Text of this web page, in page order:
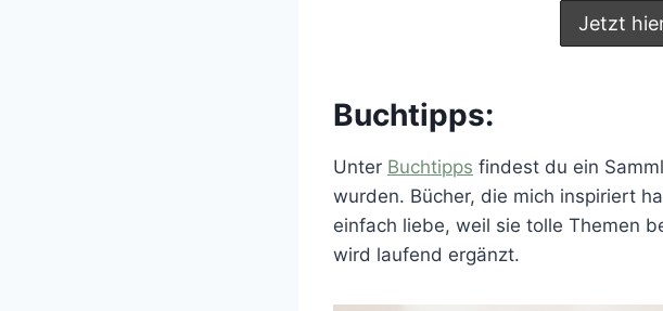
Buchtipps:
Unter Buchtipps findest du ein
wurden. Bücher, die mich inspiriert
einfach liebe, weil sie tolle Themen
wird laufend ergänzt.